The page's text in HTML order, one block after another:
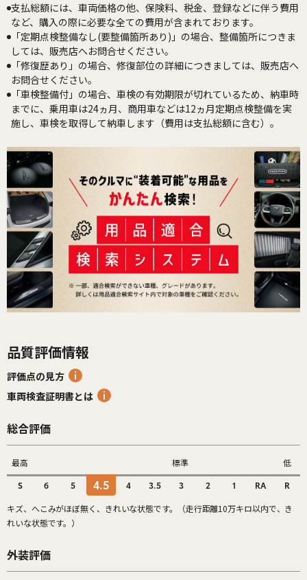
支払総額には、車両価格の他、保険料、税金、登録などに伴う費用
など、購入の際に必要な全ての費用が含まれております。
「定期点検整備なし(要整備箇所あり)」の場合、整備箇所につきま
しては、販売店へお問合せください。
「修復歴あり」の場合、修復部位の詳細につきましては、販売店へ
お問合せください。
「車検整備付」の場合、車検の有効期限が切れているため、納車時
までに、乗用車は24ヵ月、商用車などは12ヵ月定期点検整備を実
施し、車検を取得して納車します（費用は支払総額に含む）。
品質評価情報
評価点の見方
車両検査証明書とは
総合評価
最高 標準 低
S 6 5 4.5 4 3.5 3 2 1 RA R
キズ、へこみがほぼ無く、きれいな状態です。（走行距離10万キロ以内で、き
れいな状態です。）
外装評価